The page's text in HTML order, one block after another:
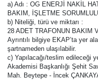
a) Adı : OG ENERJİ NAKİL
BAKIM, İŞLETME
b) Niteliği, türü ve miktarı :
28 ADET TRAFONUN BAKIM
Ayrıntılı bilgiye EKAP’ta yer
şartnameden ulaşılabilir.
c) Yapılacağı/teslim edileceği
Akademisi Başkanlığı Şehit
Mah. Beytepe - İncek